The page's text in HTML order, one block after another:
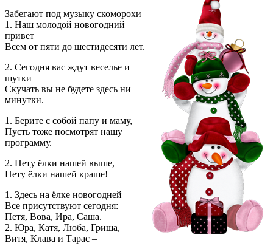
Забегают под музыку скоморохи
1. Наш молодой новогодний
привет
Всем от пяти до шестидесяти лет.
2. Сегодня вас ждут веселье и
шутки
Скучать вы не будете здесь ни
минутки.
1. Берите с собой папу и маму,
Пусть тоже посмотрят нашу
программу.
2. Нету ёлки нашей выше,
Нету ёлки нашей краше!
1. Здесь на ёлке новогодней
Все присутствуют сегодня:
Петя, Вова, Ира, Саша.
2. Юра, Катя, Люба, Гриша,
Витя, Клава и Тарас –